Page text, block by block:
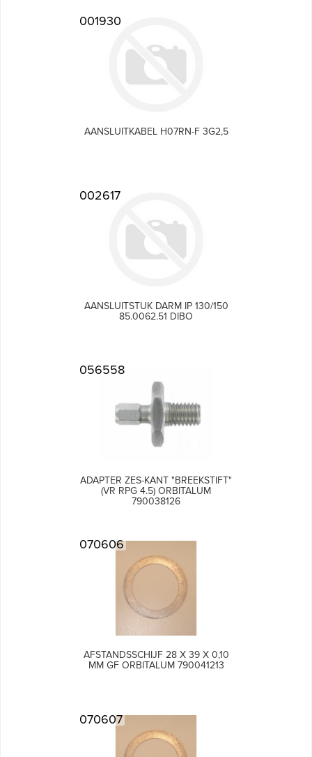
001930
AANSLUITKABEL H07RN-F 3G2,5
002617
AANSLUITSTUK DARM IP 130/150
85.0062.51 DIBO
056558
ADAPTER ZES-KANT "BREEKSTIFT"
(VR RPG 4.5) ORBITALUM
790038126
070606
AFSTANDSSCHIJF 28 X 39 X 0,10
MM GF ORBITALUM 790041213
070607